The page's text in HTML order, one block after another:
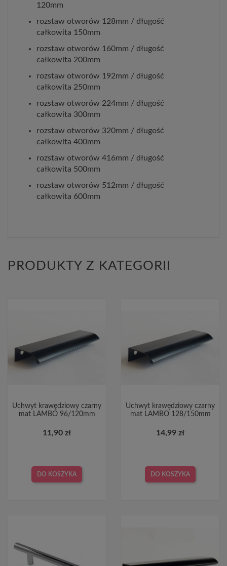
120mm
rozstaw otworów 128mm / długość
całkowita 150mm
rozstaw otworów 160mm / długość
całkowita 200mm
rozstaw otworów 192mm / długość
całkowita 250mm
rozstaw otworów 224mm / długość
całkowita 300mm
rozstaw otworów 320mm / długość
całkowita 400mm
rozstaw otworów 416mm / długość
całkowita 500mm
rozstaw otworów 512mm / długość
całkowita 600mm
PRODUKTY Z KATEGORII
Uchwyt krawędziowy czarny
mat LAMBO 96/120mm
11,90 zł
DO KOSZYKA
Uchwyt krawędziowy czarny
mat LAMBO 128/150mm
14,99 zł
DO KOSZYKA